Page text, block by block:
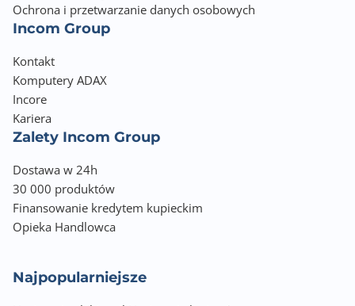
Ochrona i przetwarzanie danych osobowych
Incom Group
Kontakt
Komputery ADAX
Incore
Kariera
Zalety Incom Group
Dostawa w 24h
30 000 produktów
Finansowanie kredytem kupieckim
Opieka Handlowca
Najpopularniejsze